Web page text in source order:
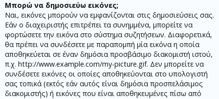
Μπορώ να δημοσιεύω εικόνες;
Ναι, εικόνες μπορούν να εμφανίζονται στις δημοσιεύσεις σας.
Εάν ο διαχειριστής επιτρέπει τα συνημμένα, μπορείτε να
φορτώσετε την εικόνα στο σύστημα συζητήσεων. Διαφορετικά,
θα πρέπει να συνδέσετε με παραπομπή μία εικόνα η οποία
αποθηκεύεται σε έναν δημόσια προσβάσιμο διακομιστή ιστού,
π.χ. http://www.example.com/my-picture.gif. Δεν μπορείτε να
συνδέσετε εικόνες οι οποίες αποθηκεύονται στο υπολογιστή
σας τοπικά (εκτός εάν αυτός είναι δημόσια προσπελάσιμος
διακομιστής) ή εικόνες που είναι αποθηκευμένες πίσω από